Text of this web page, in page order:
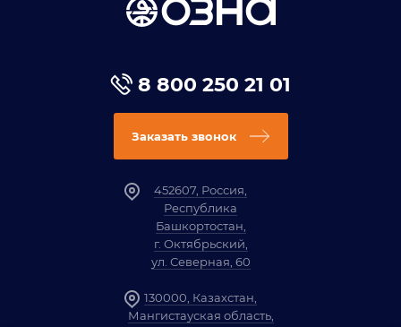
8 800 250 21 01
Заказать звонок
452607, Россия,
Республика
Башкортостан,
г. Октябрьский,
ул. Северная, 60
130000, Казахстан,
Мангистауская область,